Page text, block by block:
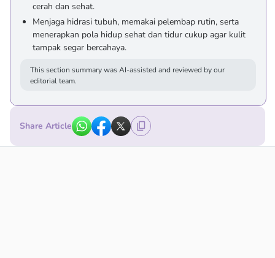
cerah dan sehat.
Menjaga hidrasi tubuh, memakai pelembap rutin, serta
menerapkan pola hidup sehat dan tidur cukup agar kulit
tampak segar bercahaya.
This section summary was AI-assisted and reviewed by our
editorial team.
Share Article